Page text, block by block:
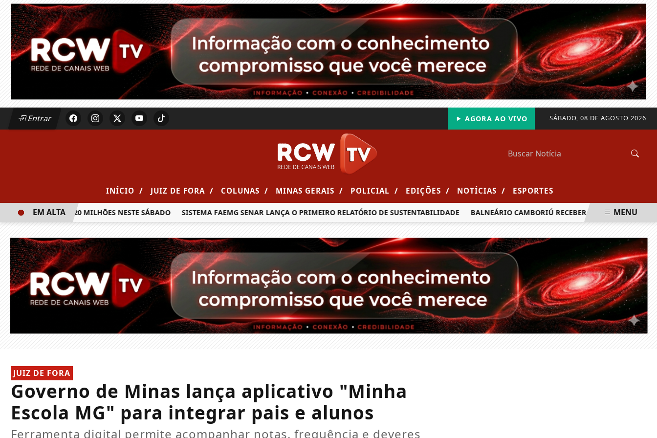
Entrar SÁBADO, 08 DE AGOSTO 2026
AGORA AO VIVO
INÍCIO / JUIZ DE FORA / COLUNAS / MINAS GERAIS / POLICIAL / EDIÇÕES / NOTÍCIAS / ESPORTES
DE R$ 20 MILHÕES NESTE SÁBADO SISTEMA FAEMG SENAR LANÇA O PRIMEIRO RELATÓRIO DE SUSTENTABILIDADE BALNEÁRIO CAMBORIÚ RECEBERÁ MAIS DE 120
EM ALTA MENU
JUIZ DE FORA
Governo de Minas lança aplicativo "Minha
Escola MG" para integrar pais e alunos
​Ferramenta digital permite acompanhar notas, frequência e deveres